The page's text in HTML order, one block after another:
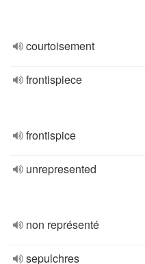
courtoisement
frontispiece
frontispice
unrepresented
non représenté
sepulchres